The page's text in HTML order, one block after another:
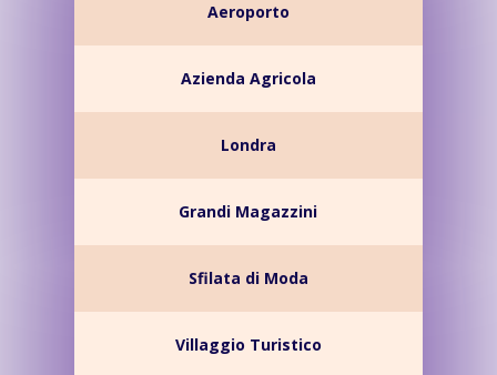
Aeroporto
Azienda Agricola
Londra
Grandi Magazzini
Sfilata di Moda
Villaggio Turistico